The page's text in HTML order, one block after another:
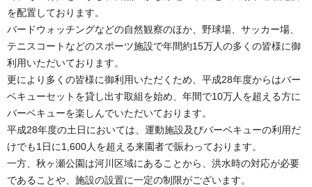
を配置しております。
バードウォッチングなどの自然観察のほか、野球場、サッカー場、
テニスコートなどのスポーツ施設で年間約15万人の多くの皆様に御
利用いただいております。
更により多くの皆様に御利用いただくため、平成28年度からはバー
ベキューセットを貸し出す取組を始め、年間で10万人を超える方に
バーベキューを楽しんでいただいております。
平成28年度の土日においては、運動施設及びバーベキューの利用だ
けでも1日に1,600人を超える来園者で賑わっております。
一方、秋ヶ瀬公園は河川区域にあることから、洪水時の対応が必要
であることや、施設の設置に一定の制限がございます。